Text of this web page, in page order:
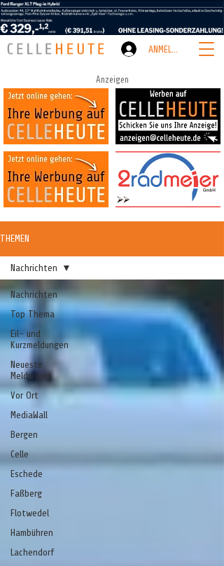
ANMELDEN
Anzeigen
THEMEN
Nachrichten
Top Thema
Eil- und
Kurzmeldungen
Neueste
Meldungen
Vor Ort
MediaWall
Bergen
Celle
Eschede
Faßberg
Flotwedel
Hambühren
Lachendorf
Nachrichten